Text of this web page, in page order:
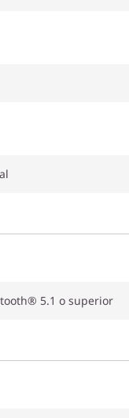
5.1 o superior